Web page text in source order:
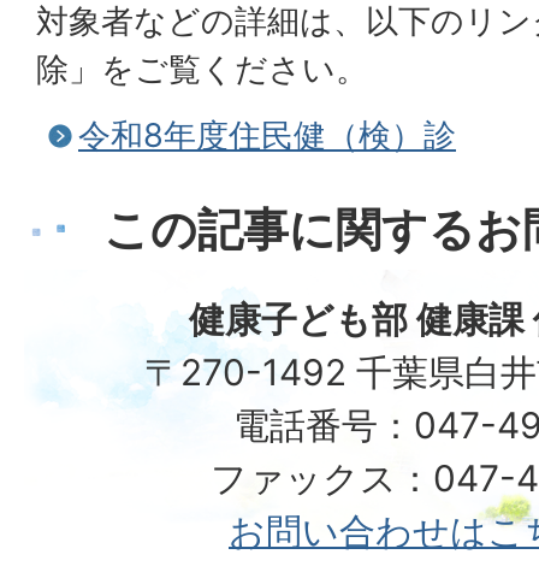
対象者などの詳細は、以下のリ
除」をご覧ください。
令和8年度住民健（検）診
この記事に関する
健康子ども部 健康課
〒270-1492 千葉県白
電話番号：047-
ファックス：047-
お問い合わせはこ